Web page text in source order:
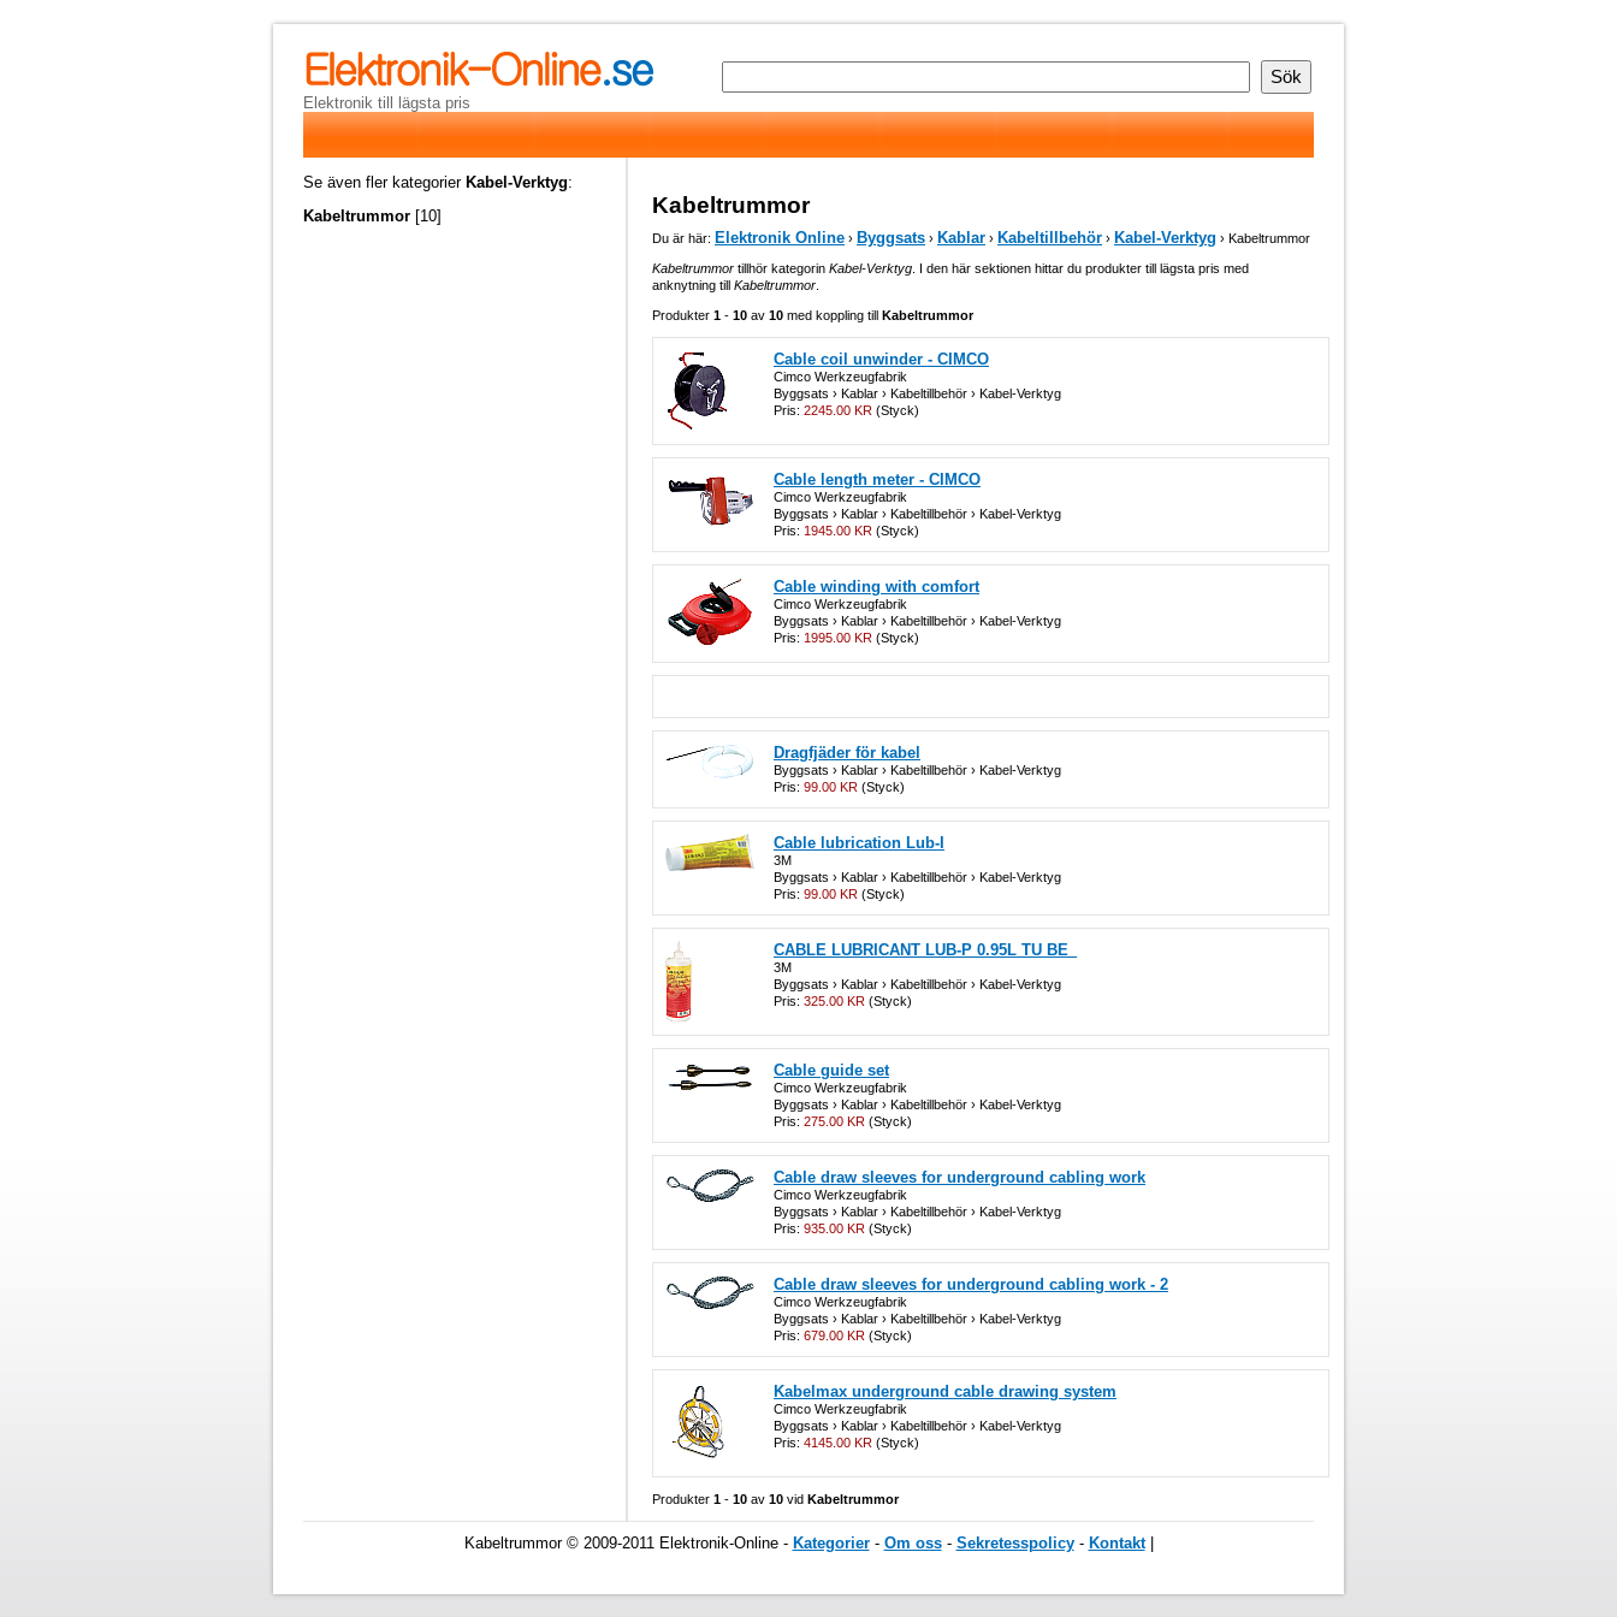
Elektronik till lägsta pris
Kabeltrummor
Du är här: Elektronik Online › Byggsats › Kablar › Kabeltillbehör › Kabel-Verktyg › Kabeltrummor
Kabeltrummor tillhör kategorin Kabel-Verktyg . I den här sektionen hittar du produkter till lägsta pris med
anknytning till Kabeltrummor
Produkter 1 - 10 av 10 med koppling till Kabeltrummor
Cable coil unwinder - CIMCO
Cimco Werkzeugfabrik
Byggsats › Kablar › Kabeltillbehör › Kabel-Verktyg
Pris: 2245.00 KR (Styck)
Cable length meter - CIMCO
Cimco Werkzeugfabrik
Byggsats › Kablar › Kabeltillbehör › Kabel-Verktyg
Pris: 1945.00 KR (Styck)
Cable winding with comfort
Cimco Werkzeugfabrik
Byggsats › Kablar › Kabeltillbehör › Kabel-Verktyg
Pris: 1995.00 KR (Styck)
Dragfjäder för kabel
Byggsats › Kablar › Kabeltillbehör › Kabel-Verktyg
Pris: 99.00 KR (Styck)
Cable lubrication Lub-I
3M
Byggsats › Kablar › Kabeltillbehör › Kabel-Verktyg
Pris: 99.00 KR (Styck)
CABLE LUBRICANT LUB-P 0.95L TU BE_
3M
Byggsats › Kablar › Kabeltillbehör › Kabel-Verktyg
Pris: 325.00 KR (Styck)
Cable guide set
Cimco Werkzeugfabrik
Byggsats › Kablar › Kabeltillbehör › Kabel-Verktyg
Pris: 275.00 KR (Styck)
Cable draw sleeves for underground cabling work
Cimco Werkzeugfabrik
Byggsats › Kablar › Kabeltillbehör › Kabel-Verktyg
Pris: 935.00 KR (Styck)
Cable draw sleeves for underground cabling work - 2
Cimco Werkzeugfabrik
Byggsats › Kablar › Kabeltillbehör › Kabel-Verktyg
Pris: 679.00 KR (Styck)
Kabelmax underground cable drawing system
Cimco Werkzeugfabrik
Byggsats › Kablar › Kabeltillbehör › Kabel-Verktyg
Pris: 4145.00 KR (Styck)
Produkter 1 - 10 av 10 vid Kabeltrummor
Se även fler kategorier Kabel-Verktyg:
Kabeltrummor [10]
Kabeltrummor © 2009-2011 Elektronik-Online - Kategorier- Om oss- Sekretesspolicy- Kontakt|